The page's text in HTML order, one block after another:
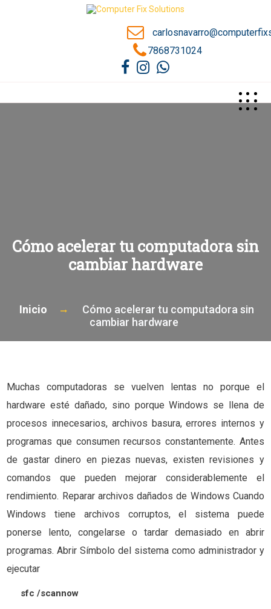
7868731024
Cómo acelerar tu computadora sin
cambiar hardware
Inicio
Cómo acelerar tu computadora sin
cambiar hardware
Muchas computadoras se vuelven lentas no porque el
hardware esté dañado, sino porque Windows se llena de
procesos innecesarios, archivos basura, errores internos y
programas que consumen recursos constantemente. Antes
de gastar dinero en piezas nuevas, existen revisiones y
comandos que pueden mejorar considerablemente el
rendimiento. Reparar archivos dañados de Windows Cuando
Windows tiene archivos corruptos, el sistema puede
ponerse lento, congelarse o tardar demasiado en abrir
programas. Abrir Símbolo del sistema como administrador y
ejecutar
sfc /scannow